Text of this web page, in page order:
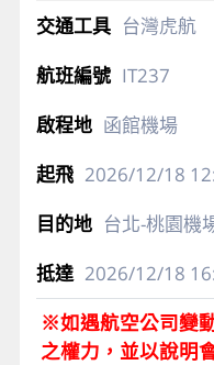
台灣虎航
IT237
函館機場
2026/12/18
台北-桃園機
2026/12/18
※如遇航空公司變
之權力，並以說明